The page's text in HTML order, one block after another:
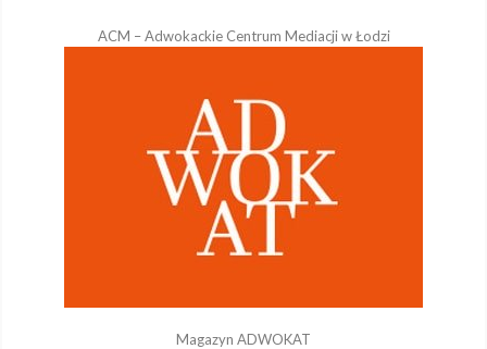
ACM – Adwokackie Centrum Mediacji w Łodzi
Magazyn ADWOKAT